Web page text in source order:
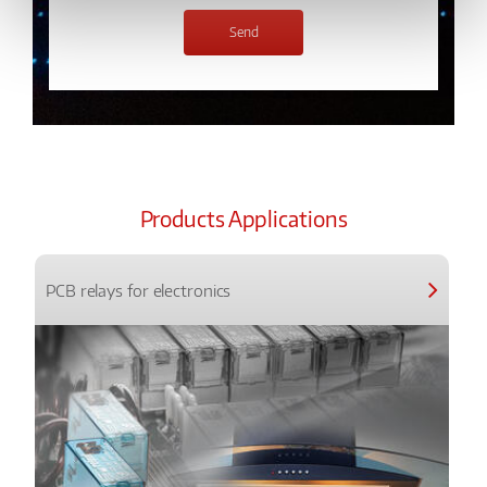
Products Applications
PCB relays for electronics